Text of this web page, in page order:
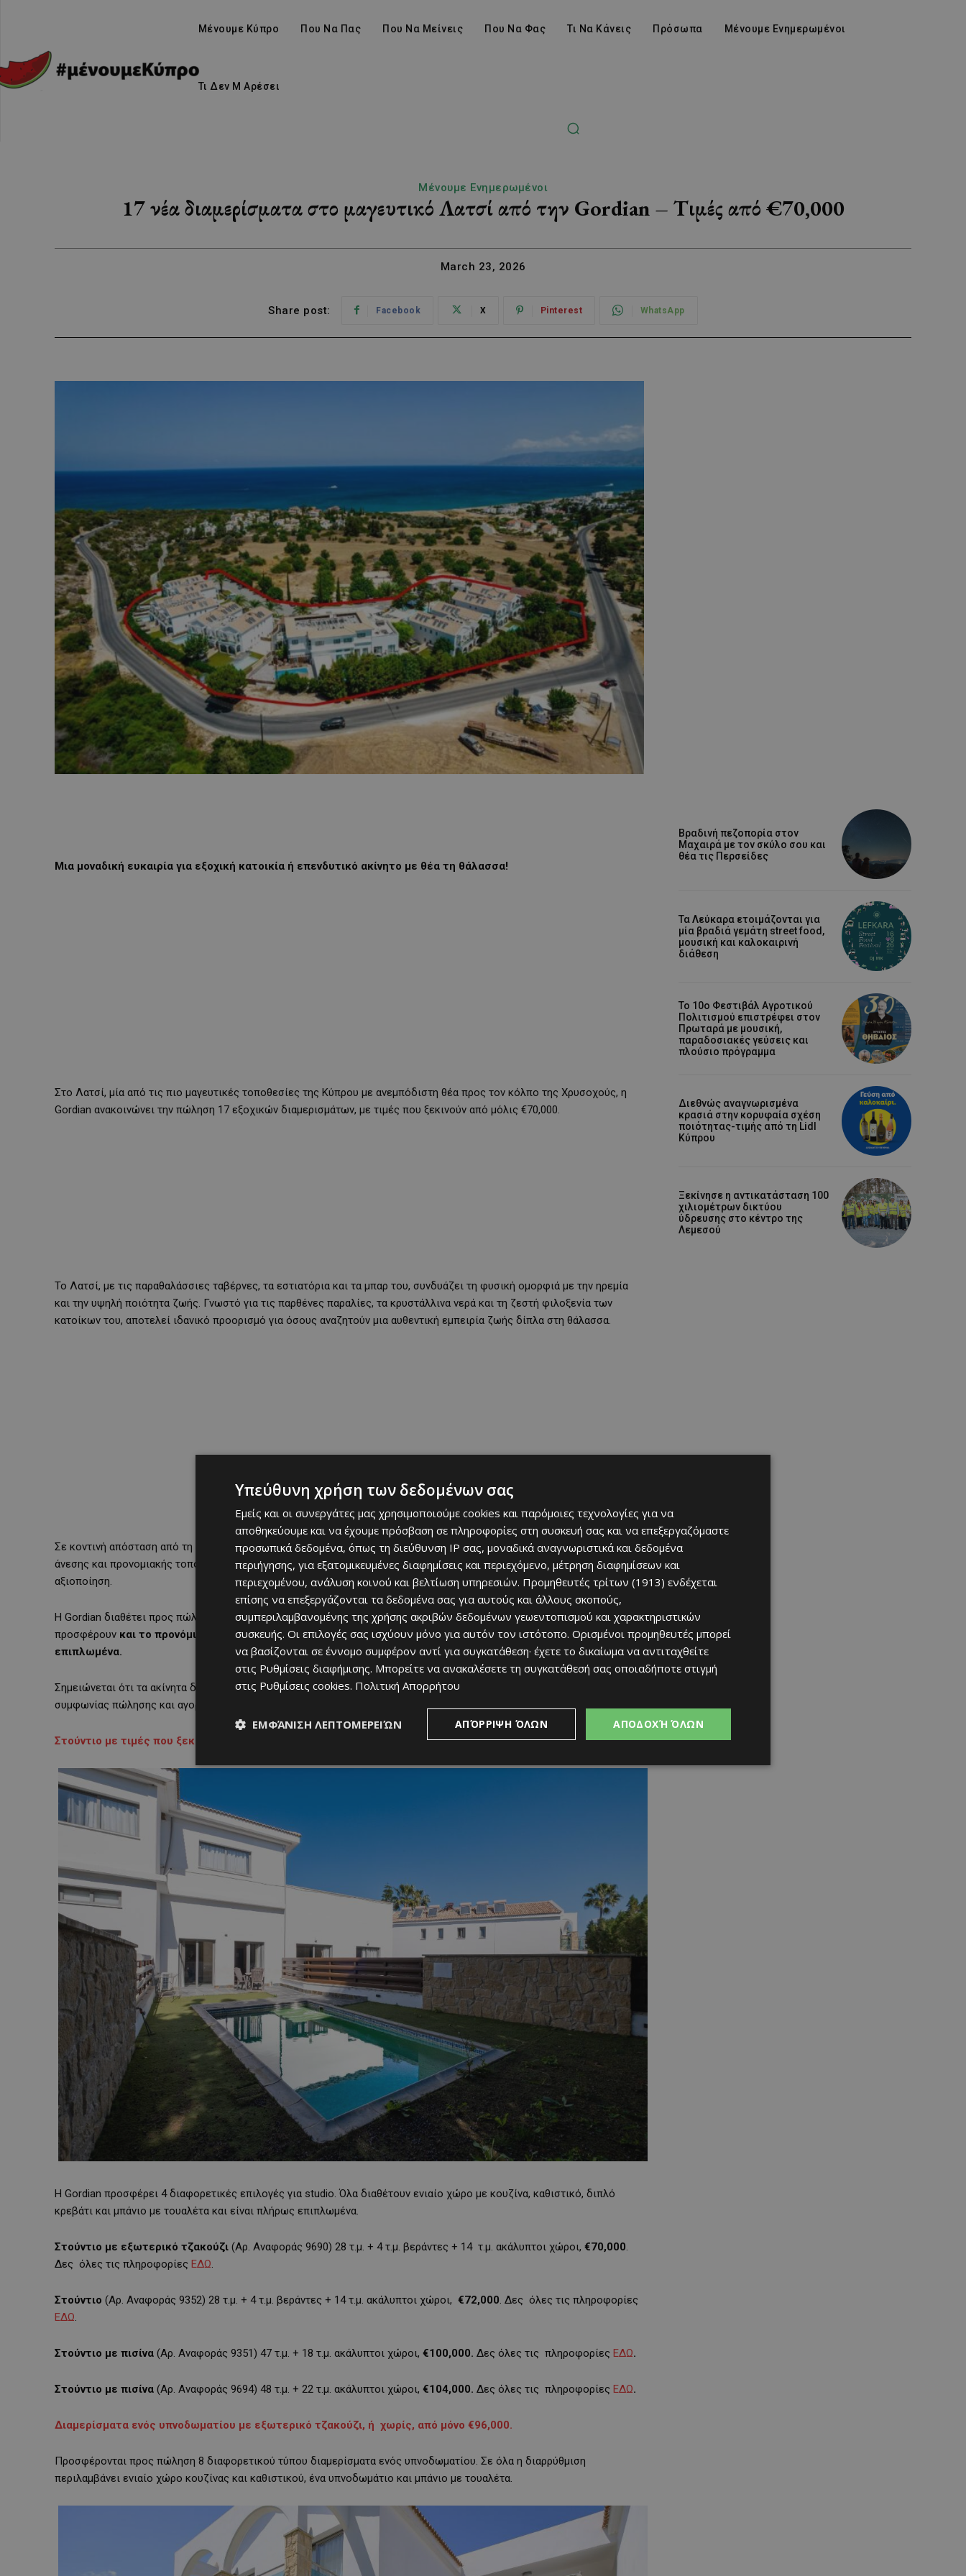
Μένουμε Κύπρο Που Να Πας Που Να Μείνεις Που Να Φας Τι Να Κάνεις Πρόσωπα Μένουμε Ενημερωμένοι
Τι Δεν Μ Αρέσει
Μένουμε Ενημερωμένοι
17 νέα διαμερίσματα στο μαγευτικό Λατσί από την Gordian – Tιμές από €70,000
March 23, 2026
Share post: Facebook X Pinterest WhatsApp
Μια μοναδική ευκαιρία για εξοχική κατοικία ή επενδυτικό ακίνητο με θέα τη θάλασσα!
Στο Λατσί, μία από τις πιο μαγευτικές τοποθεσίες της Κύπρου με ανεμπόδιστη θέα προς τον κόλπο της Χρυσοχούς, η
Gordian ανακοινώνει την πώληση 17 εξοχικών διαμερισμάτων, με τιμές που ξεκινούν από μόλις €70,000.
Το Λατσί, με τις παραθαλάσσιες ταβέρνες, τα εστιατόρια και τα μπαρ του, συνδυάζει τη φυσική ομορφιά με την ηρεμία
και την υψηλή ποιότητα ζωής. Γνωστό για τις παρθένες παραλίες, τα κρυστάλλινα νερά και τη ζεστή φιλοξενία των
κατοίκων του, αποτελεί ιδανικό προορισμό για όσους αναζητούν μια αυθεντική εμπειρία ζωής δίπλα στη θάλασσα.
Σε κοντινή απόσταση από τη χερσόνησο του Ακάμα, τα νέα ακίνητα της Gordian προσφέρουν έναν μοναδικό συνδυασμό
άνεσης και προνομιακής τοποθεσίας, αποτελώντας ιδανική επιλογή για ιδιοκατοίκηση, εξοχική κατοικία ή επενδυτική
αξιοποίηση.
Η Gordian διαθέτει προς πώληση στούντιο και διαμερίσματα ενός ή δύο υπνοδωματίων,μερικά από τα οποία
προσφέρουν και το προνόμιο ιδιωτικής πισίνας ή εξωτερικού τζακούζι. Όλα τα διαμερίσματα διατίθενταιπλήρως
επιπλωμένα.
Σημειώνεται ότι τα ακίνητα δεν διαθέτουν ξεχωριστό τίτλο ιδιοκτησίας. Η μεταβίβαση θα πραγματοποιηθεί μέσω
συμφωνίας πώλησης και αγοράς, η οποία θα κατατεθεί στο Κτηματολόγιο. Μερικές επιλογές βρίσκονται παρακάτω:
Στούντιο με τιμές που ξεκινούν από
Η Gordian προσφέρει 4 διαφορετικές επιλογές για studio. Όλα διαθέτουν ενιαίο χώρο με κουζίνα, καθιστικό, διπλό
κρεβάτι και μπάνιο με τουαλέτα και είναι πλήρως επιπλωμένα.
Στούντιο με εξωτερικό τζακούζι (Aρ. Αναφοράς 9690) 28 τ.μ. + 4 τ.μ. βεράντες + 14 τ.μ. ακάλυπτοι χώροι, €70,000.
Δες όλες τις πληροφορίες ΕΔΩ.
Στούντιο (Αρ. Αναφοράς 9352) 28 τ.μ. + 4 τ.μ. βεράντες + 14 τ.μ. ακάλυπτοι χώροι, €72,000. Δες όλες τις πληροφορίες
ΕΔΩ.
Στούντιο με πισίνα (Αρ. Αναφοράς 9351) 47 τ.μ. + 18 τ.μ. ακάλυπτοι χώροι, €100,000. Δες όλες τις πληροφορίες ΕΔΩ.
Στούντιο με πισίνα (Αρ. Αναφοράς 9694) 48 τ.μ. + 22 τ.μ. ακάλυπτοι χώροι, €104,000. Δες όλες τις πληροφορίες ΕΔΩ.
Διαμερίσματα ενός υπνοδωματίου με εξωτερικό τζακούζι, ή χωρίς, από μόνο €96,000.
Προσφέρονται προς πώληση 8 διαφορετικού τύπου διαμερίσματα ενός υπνοδωματίου. Σε όλα η διαρρύθμιση
περιλαμβάνει ενιαίο χώρο κουζίνας και καθιστικού, ένα υπνοδωμάτιο και μπάνιο με τουαλέτα.
Βραδινή πεζοπορία στον
Μαχαιρά με τον σκύλο σου και
θέα τις Περσείδες
Τα Λεύκαρα ετοιμάζονται για
μία βραδιά γεμάτη street food,
μουσική και καλοκαιρινή
διάθεση
Το 10ο Φεστιβάλ Αγροτικού
Πολιτισμού επιστρέφει στον
Πρωταρά με μουσική,
παραδοσιακές γεύσεις και
πλούσιο πρόγραμμα
Διεθνώς αναγνωρισμένα
κρασιά στην κορυφαία σχέση
ποιότητας-τιμής από τη Lidl
Κύπρου
Ξεκίνησε η αντικατάσταση 100
χιλιομέτρων δικτύου
ύδρευσης στο κέντρο της
Λεμεσού
Υπεύθυνη χρήση των δεδομένων σας
Εμείς και οι συνεργάτες μας χρησιμοποιούμε cookies και παρόμοιες τεχνολογίες για να
αποθηκεύουμε και να έχουμε πρόσβαση σε πληροφορίες στη συσκευή σας και να επεξεργαζόμαστε
προσωπικά δεδομένα, όπως τη διεύθυνση IP σας, μοναδικά αναγνωριστικά και δεδομένα
περιήγησης, για εξατομικευμένες διαφημίσεις και περιεχόμενο, μέτρηση διαφημίσεων και
περιεχομένου, ανάλυση κοινού και βελτίωση υπηρεσιών. Προμηθευτές τρίτων (1913) ενδέχεται
επίσης να επεξεργάζονται τα δεδομένα σας για αυτούς και άλλους σκοπούς,
συμπεριλαμβανομένης της χρήσης ακριβών δεδομένων γεωεντοπισμού και χαρακτηριστικών
συσκευής. Οι επιλογές σας ισχύουν μόνο για αυτόν τον ιστότοπο. Ορισμένοι προμηθευτές μπορεί
να βασίζονται σε έννομο συμφέρον αντί για συγκατάθεση· έχετε το δικαίωμα να αντιταχθείτε
στις Ρυθμίσεις διαφήμισης. Μπορείτε να ανακαλέσετε τη συγκατάθεσή σας οποιαδήποτε στιγμή
στις Ρυθμίσεις cookies. Πολιτική Απορρήτου
ΑΠΟΔΟΧΉ ΌΛΩΝ
ΑΠΌΡΡΙΨΗ ΌΛΩΝ
ΕΜΦΆΝΙΣΗ ΛΕΠΤΟΜΕΡΕΙΏΝ